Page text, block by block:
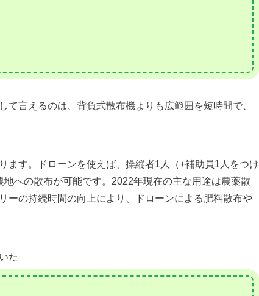
言えるのは、背負式散布機よりも広範囲を短時間で、
ます。ドローンを使えば、操縦者1人（+補助員1人をつけ
への散布が可能です。2022年現在の主な用途は農薬散
ーの持続時間の向上により、ドローンによる肥料散布や
た